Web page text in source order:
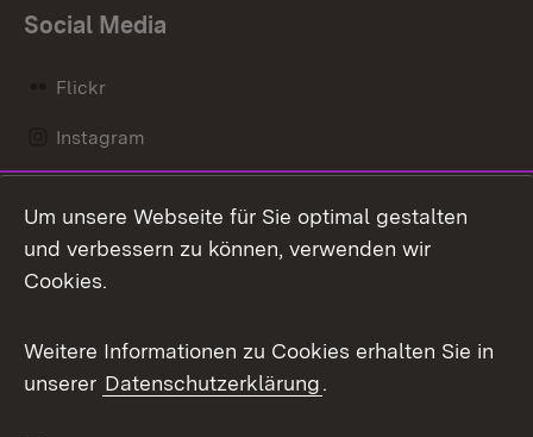
Social Media
Flickr
Instagram
Mastodon
Messenger
Social Wall
X / Twitter
Um unsere Webseite für Sie optimal gestalten
und verbessern zu können, verwenden wir
Cookies.
Weitere Informationen zu Cookies erhalten Sie in
unserer Datenschutzerklärung.